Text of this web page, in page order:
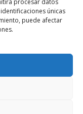
procesar datos
únicas
puede afectar
comentario sea
el spam.